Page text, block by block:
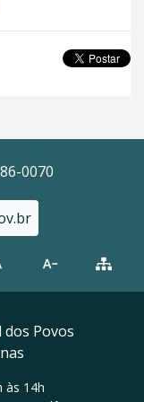
0070
dos Povos
às 14h